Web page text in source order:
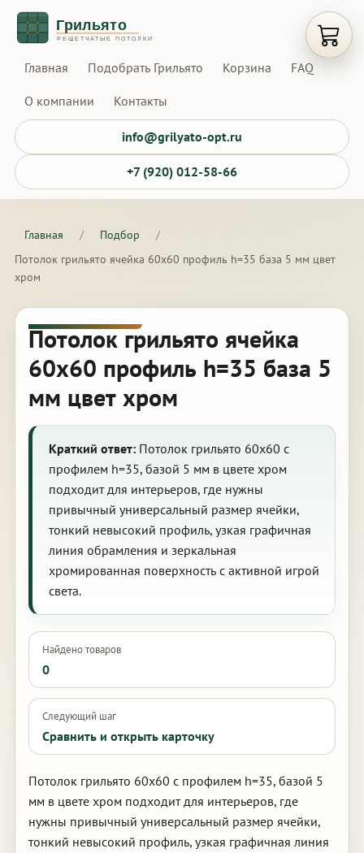
Главная Подобрать Грильято Корзина FAQ
О компании Контакты
info@grilyato-opt.ru
+7 (920) 012-58-66
Главная / Подбор
/
Потолок грильято ячейка 60х60 профиль h=35 база 5 мм цвет
хром
Потолок грильято ячейка
60х60 профиль h=35 база 5
мм цвет хром
Краткий ответ:Потолок грильято 60х60 с
профилем h=35, базой 5 мм в цвете хром
подходит для интерьеров, где нужны
привычный универсальный размер ячейки,
тонкий невысокий профиль, узкая графичная
линия обрамления и зеркальная
хромированная поверхность с активной игрой
света.
Найдено товаров
0
Следующий шаг
Сравнить и открыть карточку
Потолок грильято 60х60 с профилем h=35, базой 5
мм в цвете хром подходит для интерьеров, где
нужны привычный универсальный размер ячейки,
тонкий невысокий профиль, узкая графичная линия